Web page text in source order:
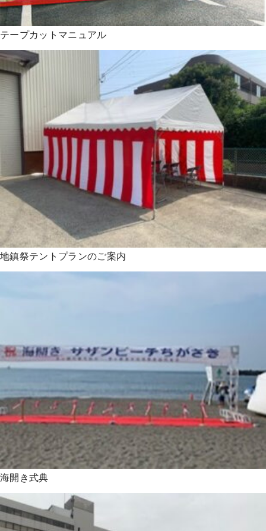
テープカットマニュアル
地鎮祭テントプランのご案内
海開き式典